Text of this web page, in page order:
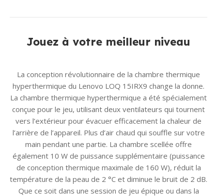
Jouez à votre meilleur niveau
La conception révolutionnaire de la chambre thermique
hyperthermique du Lenovo LOQ 15IRX9 change la donne.
La chambre thermique hyperthermique a été spécialement
conçue pour le jeu, utilisant deux ventilateurs qui tournent
vers l’extérieur pour évacuer efficacement la chaleur de
l’arrière de l’appareil. Plus d’air chaud qui souffle sur votre
main pendant une partie. La chambre scellée offre
également 10 W de puissance supplémentaire (puissance
de conception thermique maximale de 160 W), réduit la
température de la peau de 2 °C et diminue le bruit de 2 dB.
Que ce soit dans une session de jeu épique ou dans la